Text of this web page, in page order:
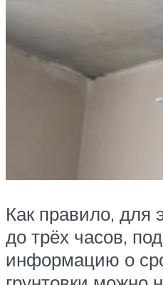
Как правило, для
до трёх часов,
информацию о